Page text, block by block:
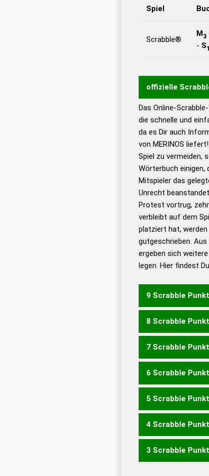
Spiel
Scrabble®
M3
- S1
offizielle
Wortwurzel
Wortanalyse-
Wortbedeutung,
Gültigkeit eines
bestimmen!
Wörterbücher sind:
Das Online-
die schnelle und
da es Dir auch
von MERINOS
Spiel zu vermeiden,
Wörterbuch einigen,
Mitspieler das
Unrecht
Protest vortrug,
verbleibt auf dem
platziert hat,
gutgeschrieben. Aus
ergeben sich
legen. Hier findest
9 Scrabble
ISOMER MOIREN
SIMONE
8 Scrabble
ENORM MESON
NORME OMENS
7 Scrabble
MISO MOIN MORE
EMIRS ISMEN
SENIOR
6 Scrabble
OMI ROM EMIR
REIM REMS SEIM
ROSEN SERIO
5 Scrabble
IMS MIR SEM
ROSE SERO SONE
4 Scrabble
EOS ION NOR OIE
REIN REIS RENS
3 Scrabble